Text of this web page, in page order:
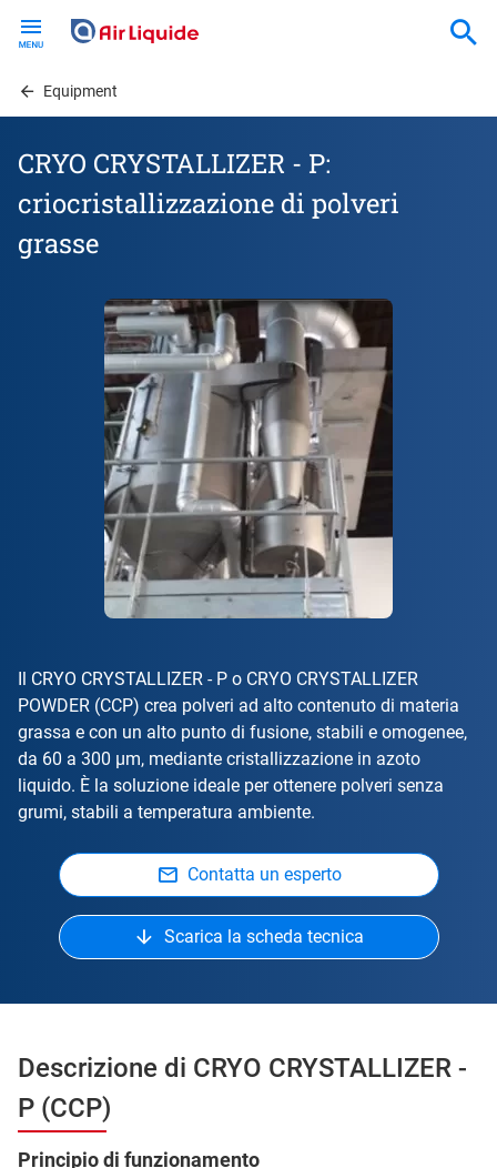
contentEquipment
CRYO CRYSTALLIZER - P:
criocristallizzazione di polveri
grasse
Il CRYO CRYSTALLIZER - P o CRYO CRYSTALLIZER
POWDER (CCP) crea polveri ad alto contenuto di materia
grassa e con un alto punto di fusione, stabili e omogenee,
da 60 a 300 μm, mediante cristallizzazione in azoto
liquido. È la soluzione ideale per ottenere polveri senza
grumi, stabili a temperatura ambiente.
Contatta un esperto
Scarica la scheda tecnica
Descrizione di CRYO CRYSTALLIZER -
P (CCP)
Principio di funzionamento